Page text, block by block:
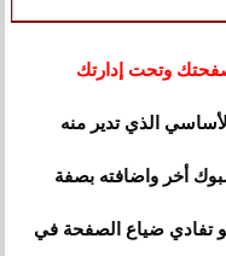
وتحت إدارتك
الذي تدير منه
أخر واضافته بصفة
تفادي ضياع الصفحة في